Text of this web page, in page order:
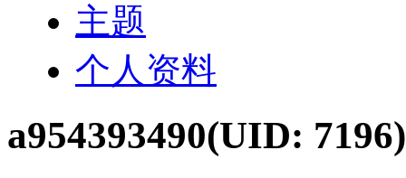
主题
个人资料
a954393490(UID: 7196)